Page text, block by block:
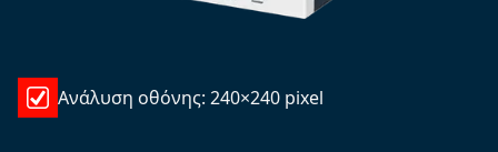
Ανάλυση οθόνης: 240×240 pixel